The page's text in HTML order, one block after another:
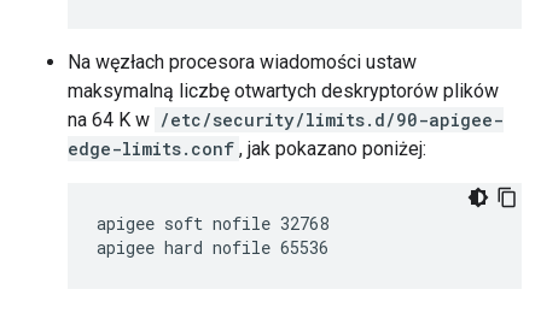
Na węzłach procesora wiadomości ustaw
maksymalną liczbę otwartych deskryptorów plików
na 64 K w /etc/security/limits.d/90-apigee-
edge-limits.conf , jak pokazano poniżej:
apigee soft nofile 32768
apigee hard nofile 65536